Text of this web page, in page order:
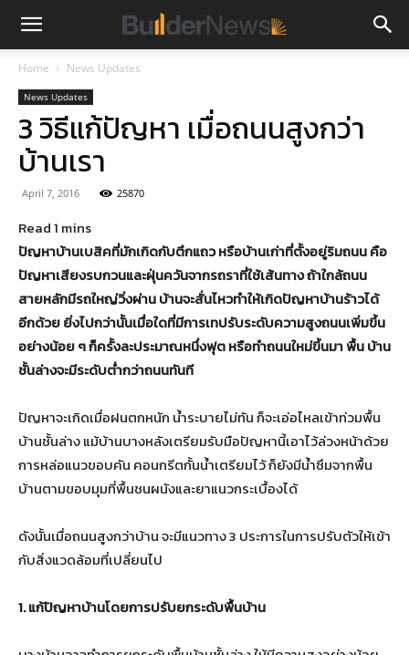
Home News Updates
News Updates
3 วิธีแก้ปัญหา เมื่อถนนสูงกว่า
บ้านเรา
April 7, 2016 25870
ปัญหาบ้านเบสิคที่มักเกิดกับตึกแถว หรือบ้านเก่าที่ตั้งอยู่ริมถนน คือ
ปัญหาเสียงรบกวนและฝุ่นควันจากรถราที่ใช้เส้นทาง ถ้าใกล้ถนน
สายหลักมีรถใหญ่วิ่งผ่าน บ้านจะสั่นไหวทำให้เกิดปัญหาบ้านร้าวได้
อีกด้วย ยิ่งไปกว่านั้นเมื่อใดที่มีการเทปรับระดับความสูงถนนเพิ่มขึ้น
อย่างน้อย ๆ ก็ครั้งละประมาณหนึ่งฟุต หรือทำถนนใหม่ขึ้นมา พื้น บ้าน
ชั้นล่างจะมีระดับต่ำกว่าถนนทันที
ปัญหาจะเกิดเมื่อฝนตกหนัก น้ำระบายไม่ทัน ก็จะเอ่อไหลเข้าท่วมพื้น
บ้านชั้นล่าง แม้บ้านบางหลังเตรียมรับมือปัญหานี้เอาไว้ล่วงหน้าด้วย
การหล่อแนวขอบคัน คอนกรีตกั้นน้ำเตรียมไว้ ก็ยังมีน้ำซึมจากพื้น
บ้านตามขอบมุมที่พื้นชนผนังและยาแนวกระเบื้องได้
ดังนั้นเมื่อถนนสูงกว่าบ้าน จะมีแนวทาง 3 ประการในการปรับตัวให้เข้า
กับสิ่งแวดล้อมที่เปลี่ยนไป
1. แก้ปัญหาบ้านโดยการปรับยกระดับพื้นบ้าน